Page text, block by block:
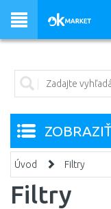
Úvod Filtry
Filtry